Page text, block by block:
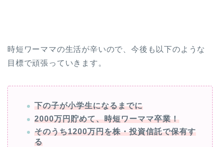
時短ワーママの生活が辛いので、今後も以下のような
目標で頑張っていきます。
下の子が小学生になるまでに
2000万円貯めて、時短ワーママ卒業！
そのうち1200万円を株・投資信託で保有す
る